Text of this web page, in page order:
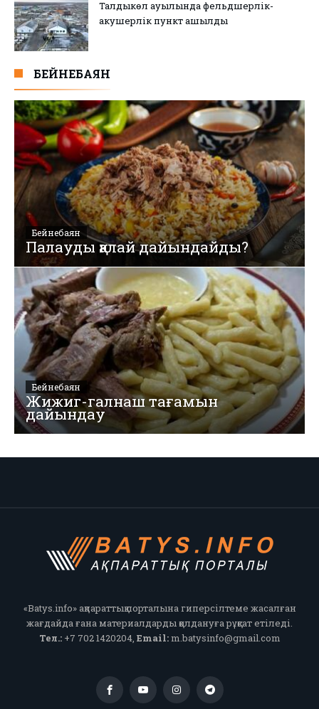
Талдыкөл ауылында фельдшерлік-
акушерлік пункт ашылды
БЕЙНЕБАЯН
Бейнебаян
Палауды қалай дайындайды?
Бейнебаян
Жижиг-галнаш тағамын
дайындау
«Batys.info» ақпараттық порталына гиперсілтеме жасалған
жағдайда ғана материалдарды қолдануға рұқсат етіледі.
Тел.:+7 702 1420204, Email:m.batysinfo@gmail.com